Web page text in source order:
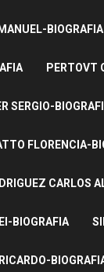
BIOGRAFIA
PERTOVT
SERGIO-
FLORENCIA-
CARLOS
BIOGRAFIA